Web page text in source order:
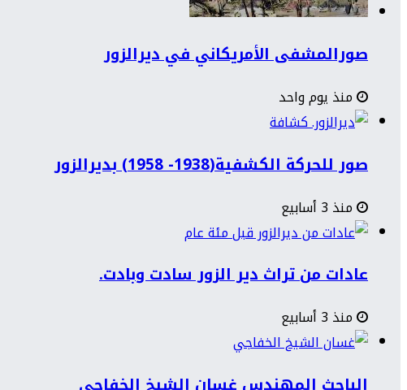
صورالمشفى الأمريكاني في ديرالزور
منذ يوم واحد
صور للحركة الكشفية(1938- 1958) بديرالزور
منذ 3 أسابيع
عادات من تراث دير الزور سادت وبادت.
منذ 3 أسابيع